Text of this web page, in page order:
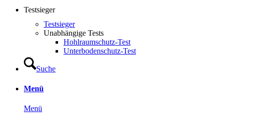
Testsieger
Testsieger
Unabhängige Tests
Hohlraumschutz-Test
Unterbodenschutz-Test
Suche
Menü
Menü